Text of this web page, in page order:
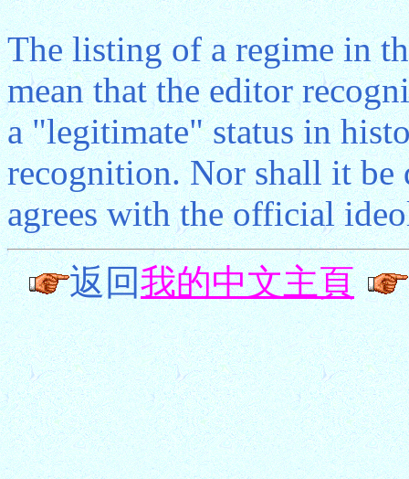
The listing of a regime in
mean that the editor
a "legitimate" status in
recognition. Nor shall it be
agrees with the official
返回我的中文主頁